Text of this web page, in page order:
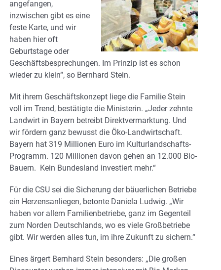
angefangen,
inzwischen gibt es eine
feste Karte, und wir
haben hier oft
Geburtstage oder
Geschäftsbesprechungen. Im Prinzip ist es schon
wieder zu klein“, so Bernhard Stein.
Mit ihrem Geschäftskonzept liege die Familie Stein
voll im Trend, bestätigte die Ministerin. „Jeder zehnte
Landwirt in Bayern betreibt Direktvermarktung. Und
wir fördern ganz bewusst die Öko-Landwirtschaft.
Bayern hat 319 Millionen Euro im Kulturlandschafts-
Programm. 120 Millionen davon gehen an 12.000 Bio-
Bauern. Kein Bundesland investiert mehr.“
Für die CSU sei die Sicherung der bäuerlichen Betriebe
ein Herzensanliegen, betonte Daniela Ludwig. „Wir
haben vor allem Familienbetriebe, ganz im Gegenteil
zum Norden Deutschlands, wo es viele Großbetriebe
gibt. Wir werden alles tun, im ihre Zukunft zu sichern.“
Eines ärgert Bernhard Stein besonders: „Die großen